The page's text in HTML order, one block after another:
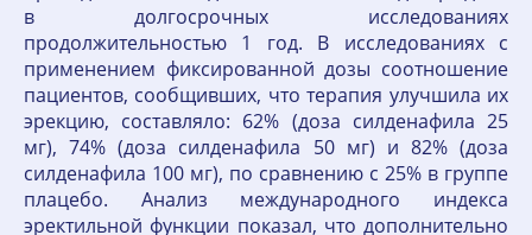
в долгосрочных исследованиях
продолжительностью 1 год. В исследованиях с
применением фиксированной дозы соотношение
пациентов, сообщивших, что терапия улучшила их
эрекцию, составляло: 62% (доза силденафила 25
мг), 74% (доза силденафила 50 мг) и 82% (доза
силденафила 100 мг), по сравнению с 25% в группе
плацебо. Анализ международного индекса
эректильной функции показал, что дополнительно